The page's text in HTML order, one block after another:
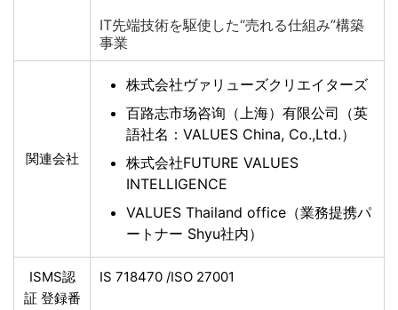
IT先端技術を駆使した“売れる仕組み”構築
事業
関連会社
株式会社ヴァリューズクリエイターズ
百路志市场咨询（上海）有限公司（英
語社名：VALUES China, Co.,Ltd.）
株式会社FUTURE VALUES
INTELLIGENCE
VALUES Thailand office（業務提携パ
ートナー Shyu社内）
ISMS認
証 登録番
IS 718470 /ISO 27001